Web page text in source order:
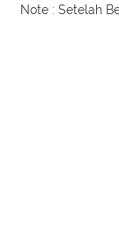
Note : Setelah